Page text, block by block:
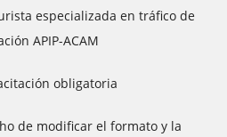
especializada en tráfico de
APIP-ACAM
obligatoria
de modificar el formato y la